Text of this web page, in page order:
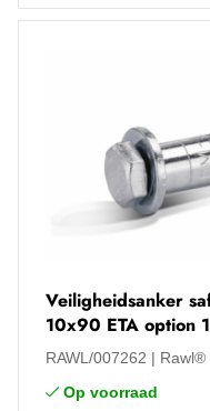
Veiligheidsanker
10x90 ETA option
RAWL/007262
Rawl®
Op voorraad